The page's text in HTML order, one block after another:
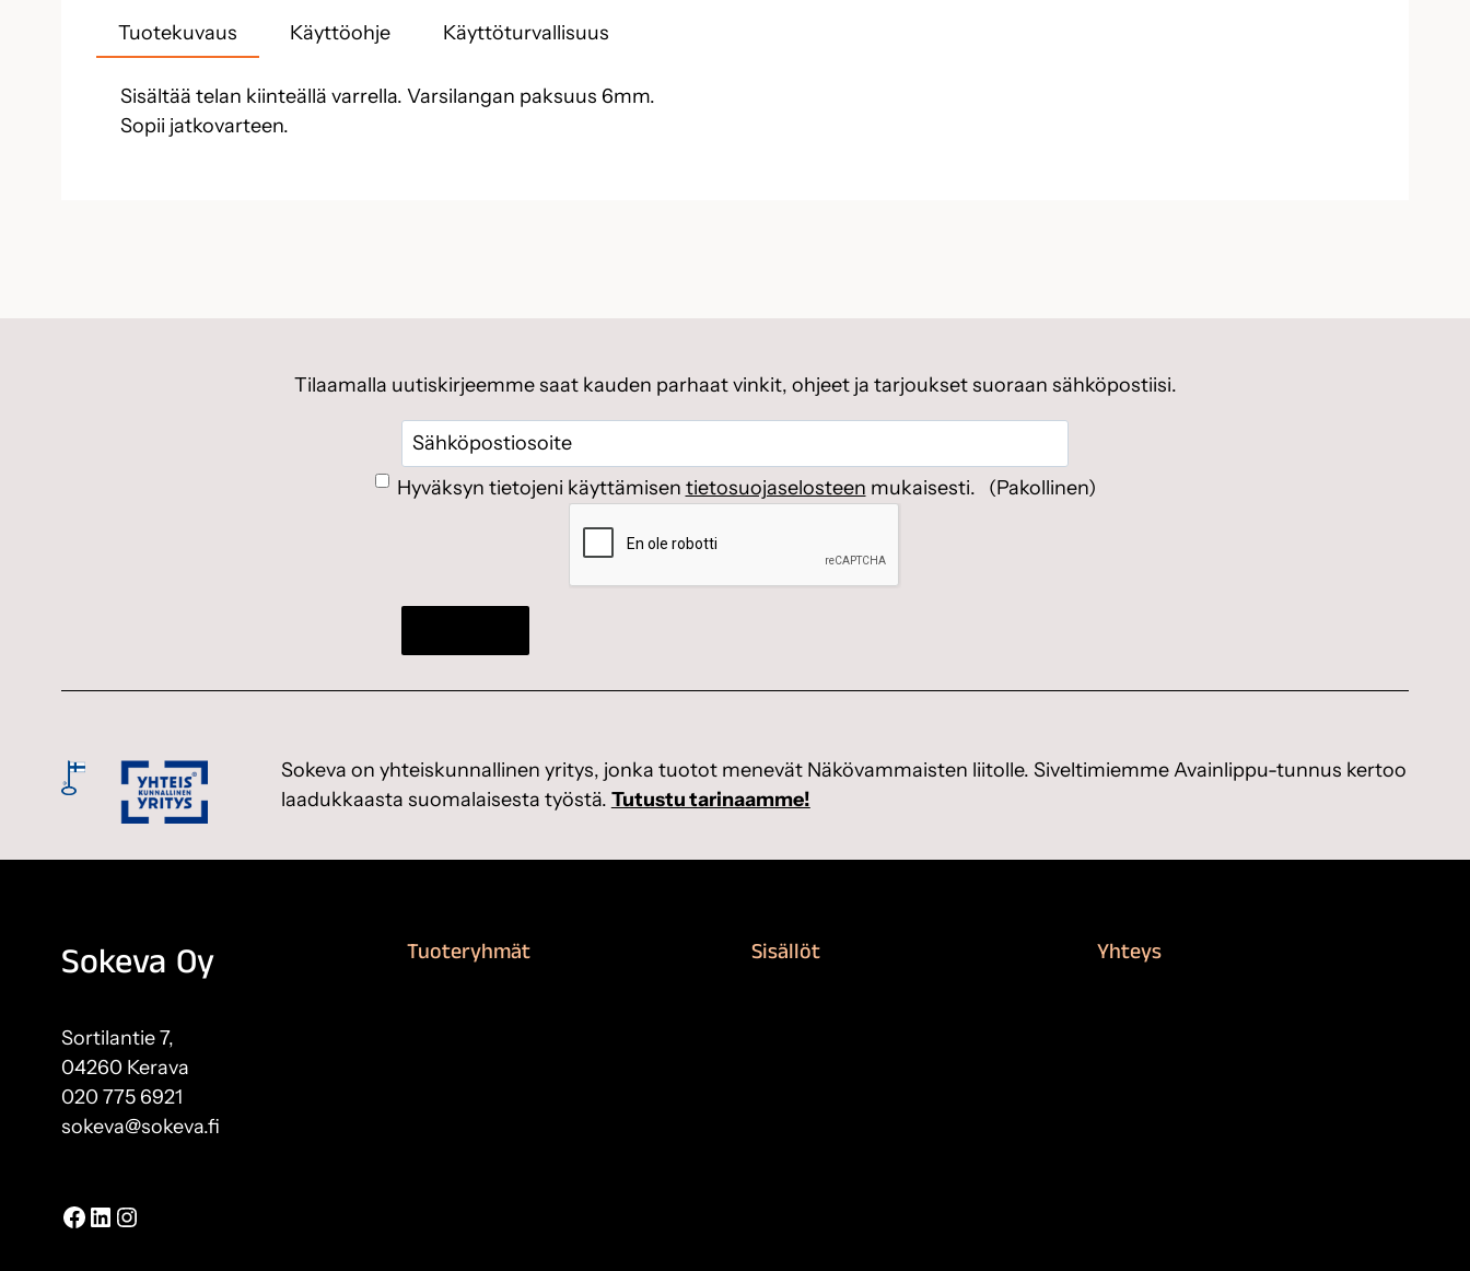
Tuotekuvaus Käyttöohje Käyttöturvallisuus
Sisältää telan kiinteällä varrella. Varsilangan paksuus 6mm.
Sopii jatkovarteen.
Tilaamalla uutiskirjeemme saat kauden parhaat vinkit, ohjeet ja tarjoukset suoraan sähköpostiisi.
Sähköposti
(Pakollinen)
Suostumus
(Pakollinen)
Hyväksyn tietojeni käyttämisen tietosuojaselosteen mukaisesti.
(Pakollinen)
Sokeva on yhteiskunnallinen yritys, jonka tuotot menevät Näkövammaisten liitolle. Siveltimiemme Avainlippu-tunnus kertoo
laadukkaasta suomalaisesta työstä. Tutustu tarinaamme!
Sokeva Oy
Sortilantie 7,
04260 Kerava
020 775 6921
sokeva@sokeva.fi
Facebook
LinkedIn
Instagram
Tuoteryhmät Sisällöt Yhteys